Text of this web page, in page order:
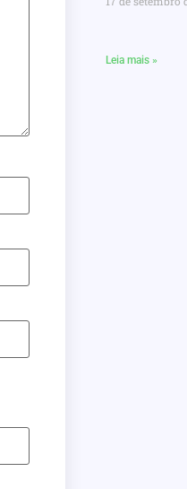
Leia mais »